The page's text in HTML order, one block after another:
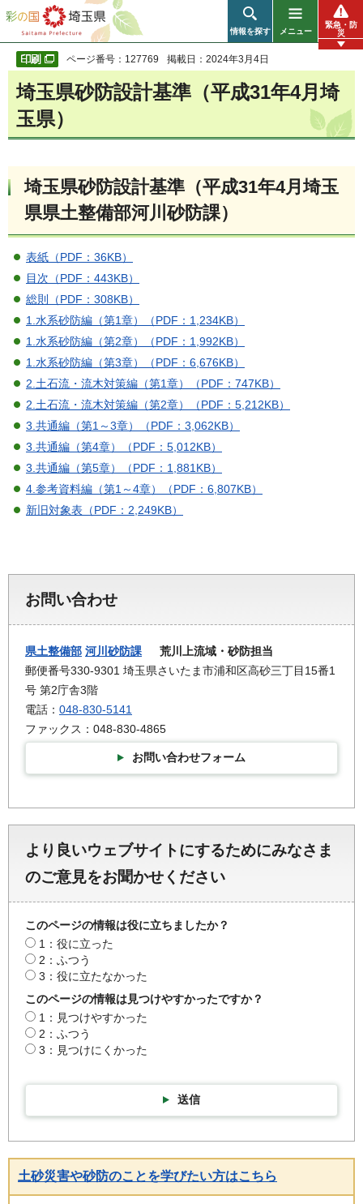
彩の国 埼玉県
情報を探す メニュー
緊急・防
災
ページ番号：127769 掲載日：2024年3月4日
埼玉県砂防設計基準（平成31年4月埼
玉県）
埼玉県砂防設計基準（平成31年4月埼玉
県県土整備部河川砂防課）
表紙（PDF：36KB）
目次（PDF：443KB）
総則（PDF：308KB）
1.水系砂防編（第1章）（PDF：1,234KB）
1.水系砂防編（第2章）（PDF：1,992KB）
1.水系砂防編（第3章）（PDF：6,676KB）
2.土石流・流木対策編（第1章）（PDF：747KB）
2.土石流・流木対策編（第2章）（PDF：5,212KB）
3.共通編（第1～3章）（PDF：3,062KB）
3.共通編（第4章）（PDF：5,012KB）
3.共通編（第5章）（PDF：1,881KB）
4.参考資料編（第1～4章）（PDF：6,807KB）
新旧対象表（PDF：2,249KB）
お問い合わせ
県土整備部 河川砂防課 荒川上流域・砂防担当
郵便番号330-9301 埼玉県さいたま市浦和区高砂三丁目15番1
号 第2庁舎3階
電話： 048-830-5141
ファックス：048-830-4865
お問い合わせフォーム
より良いウェブサイトにするためにみなさま
のご意見をお聞かせください
このページの情報は役に立ちましたか？
1：役に立った
2：ふつう
3：役に立たなかった
このページの情報は見つけやすかったですか？
1：見つけやすかった
2：ふつう
3：見つけにくかった
送信
土砂災害や砂防のことを学びたい方はこちら